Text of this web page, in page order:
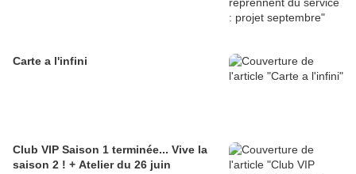
Carte a l'infini
Club VIP Saison 1 terminée... Vive la
saison 2 ! + Atelier du 26 juin